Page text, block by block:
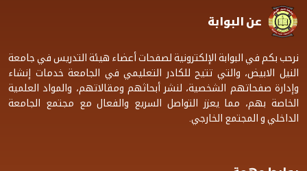
عن البوابة
نرحب بكم في البوابة الإلكترونية لصفحات أعضاء هيئة التدريس في جامعة
النيل الابيض، والتي تتيح للكادر التعليمي في الجامعة خدمات إنشاء
وإدارة صفحاتهم الشخصية، لنشر أبحاثهم ومقالاتهم، والمواد العلمية
الخاصة بهم، مما يعزز التواصل السريع والفعال مع مجتمع الجامعة
الداخلي و المجتمع الخارجي.